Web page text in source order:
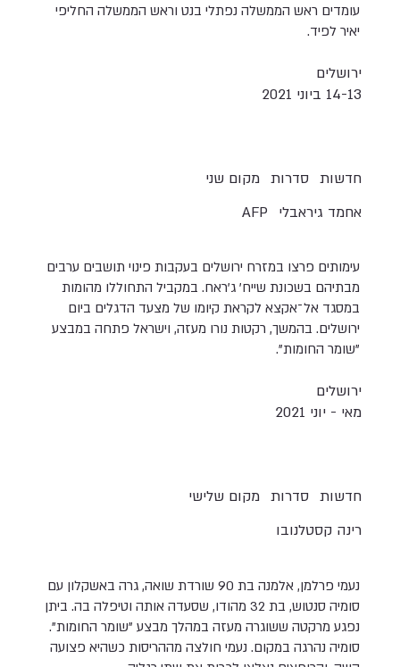
עומדים ראש הממשלה נפתלי בנט וראש הממשלה החליפי
יאיר לפיד.
ירושלים
14-13 ביוני 2021
מקום שני סדרות חדשות
AFP
אחמד גיראבלי
עימותים פרצו במזרח ירושלים בעקבות פינוי תושבים ערבים
מבתיהם בשכונת שייח' ג'ראח. במקביל התחוללו מהומות
במסגד אל־אקצא לקראת קיומו של מצעד הדגלים ביום
ירושלים. בהמשך, רקטות נורו מעזה, וישראל פתחה במבצע
"שומר החומות".
ירושלים
מאי - יוני 2021
מקום שלישי סדרות חדשות
רינה קסטלנובו
נעמי פרלמן, אלמנה בת 90 שורדת שואה, גרה באשקלון עם
סומיה סנטוש, בת 32 מהודו, שסעדה אותה וטיפלה בה. ביתן
נפגע מרקטה ששוגרה מעזה במהלך מבצע "שומר החומות".
סומיה נהרגה במקום. נעמי חולצה מההריסות כשהיא פצועה